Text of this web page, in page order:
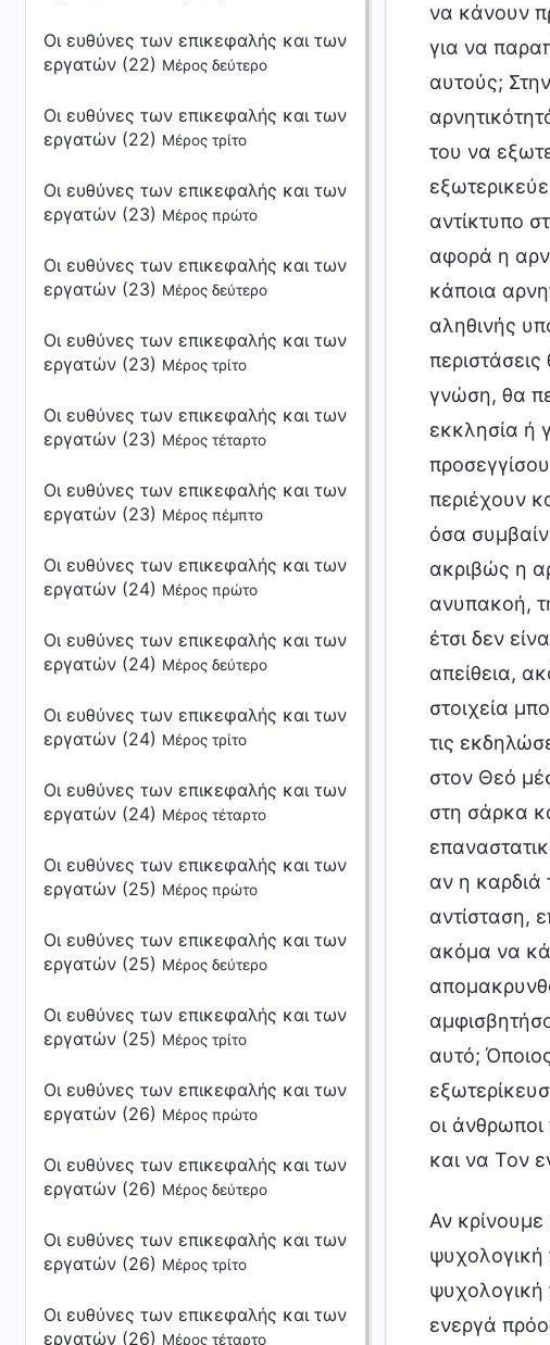
Οι ευθύνες των επικεφαλής και των
εργατών (22) Μέρος δεύτερο
Οι ευθύνες των επικεφαλής και των
εργατών (22) Μέρος τρίτο
Οι ευθύνες των επικεφαλής και των
εργατών (23) Μέρος πρώτο
Οι ευθύνες των επικεφαλής και των
εργατών (23) Μέρος δεύτερο
Οι ευθύνες των επικεφαλής και των
εργατών (23) Μέρος τρίτο
Οι ευθύνες των επικεφαλής και των
εργατών (23) Μέρος τέταρτο
Οι ευθύνες των επικεφαλής και των
εργατών (23) Μέρος πέμπτο
Οι ευθύνες των επικεφαλής και των
εργατών (24) Μέρος πρώτο
Οι ευθύνες των επικεφαλής και των
εργατών (24) Μέρος δεύτερο
Οι ευθύνες των επικεφαλής και των
εργατών (24) Μέρος τρίτο
Οι ευθύνες των επικεφαλής και των
εργατών (24) Μέρος τέταρτο
Οι ευθύνες των επικεφαλής και των
εργατών (25) Μέρος πρώτο
Οι ευθύνες των επικεφαλής και των
εργατών (25) Μέρος δεύτερο
Οι ευθύνες των επικεφαλής και των
εργατών (25) Μέρος τρίτο
Οι ευθύνες των επικεφαλής και των
εργατών (26) Μέρος πρώτο
Οι ευθύνες των επικεφαλής και των
εργατών (26) Μέρος δεύτερο
Οι ευθύνες των επικεφαλής και των
εργατών (26) Μέρος τρίτο
Οι ευθύνες των επικεφαλής και των
εργατών (26) Μέρος τέταρτο
να κάνουν
για να
αυτούς;
του να
αντίκτυπο
αφορά η
κάποια
αληθινής
γνώση, θα
εκκλησία ή
περιέχουν
όσα
ακριβώς η
ανυπακοή,
έτσι δεν
απείθεια,
στοιχεία
τις
στον Θεό
στη σάρκα
αν η καρδιά
αντίσταση,
ακόμα να
αυτό;
οι
και να Τον
Αν
ψυχολογική
ψυχολογική
ενεργά